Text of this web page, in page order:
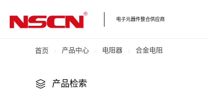
电子元器件整合供应商
首页 产品中心 电阻器 合金电阻
产品检索